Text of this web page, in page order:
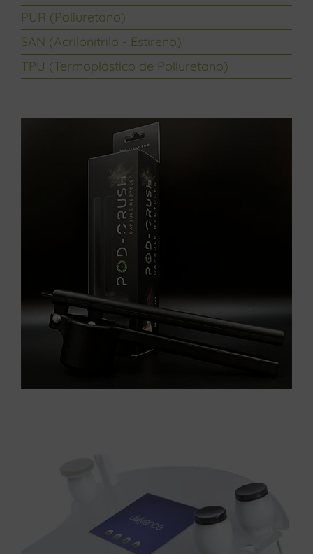
PUR (Poliuretano)
SAN (Acrilonitrilo - Estireno)
TPU (Termoplástico de Poliuretano)